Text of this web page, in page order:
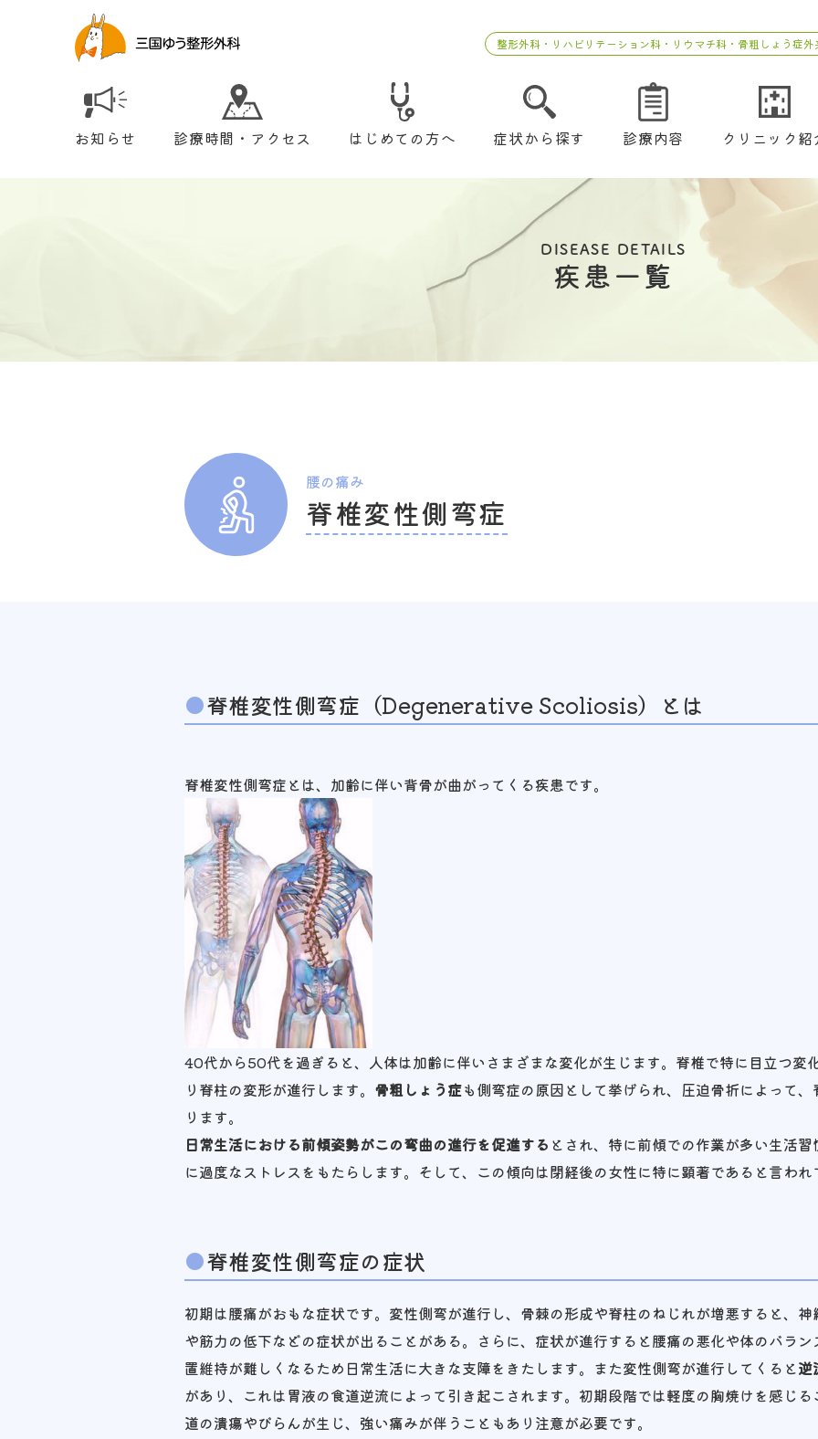
整形外科・リハビリテーション科・リウマチ科・骨粗しょう症
お知らせ 診療時間・アクセス はじめての方へ 症状から探す 診療内容 クリニック紹
DISEASE DETAILS
疾患一覧
腰の痛み
脊椎変性側弯症
脊椎変性側弯症（Degenerative Scoliosis）とは
脊椎変性側弯症とは、加齢に伴い背骨が曲がってくる疾患です。
40代から50代を過ぎると、人体は加齢に伴いさまざまな変化が生じます。脊椎で特に目立つ変
り脊柱の変形が進行します。 骨粗しょう症も側弯症の原因として挙げられ、圧迫骨折によって
ります。
日常生活における前傾姿勢がこの弯曲の進行を促進する とされ、特に前傾での作業が多い生活
に過度なストレスをもたらします。そして、この傾向は閉経後の女性に特に顕著であると言わ
脊椎変性側弯症の症状
初期は腰痛がおもな症状です。変性側弯が進行し、骨棘の形成や脊柱のねじれが増悪すると、
や筋力の低下などの症状が出ることがある。さらに、症状が進行すると腰痛の悪化や体のバラ
置維持が難しくなるため日常生活に大きな支障をきたします。また変性側弯が進行してくると逆
があり、これは胃液の食道逆流によって引き起こされます。初期段階では軽度の胸焼けを感じ
道の潰瘍やびらんが生じ、強い痛みが伴うこともあり注意が必要です。